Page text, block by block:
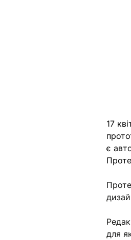
17
є
для